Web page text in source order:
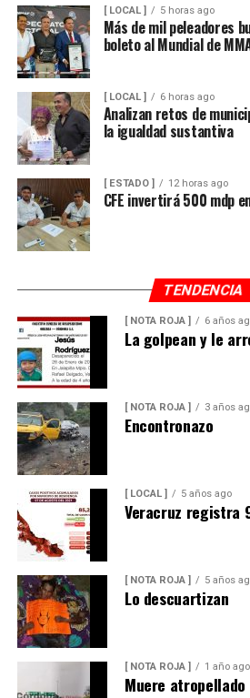
[ LOCAL ] 5 horas ago
Más de mil peleadores
boleto al Mundial de
[ LOCAL ] 6 horas ago
Analizan retos de
la igualdad sustantiva
[ ESTADO ] 12 horas ago
CFE invertirá 500 mdp
TENDENCIA
[ NOTA ROJA ] 6 años
La golpean y le
[ NOTA ROJA ] 3 años
Encontronazo
[ LOCAL ] 5 años ago
Veracruz registra
[ NOTA ROJA ] 5 años
Lo descuartizan
[ NOTA ROJA ] 1 año ago
Muere atropellado